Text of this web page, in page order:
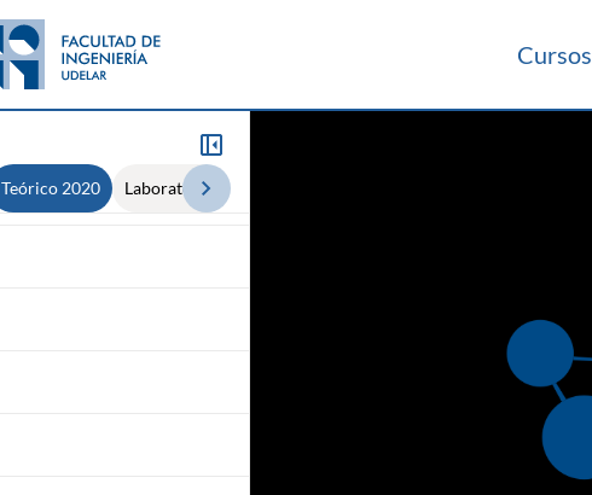
Cursos
Teórico 2020 Laboratorio 2020